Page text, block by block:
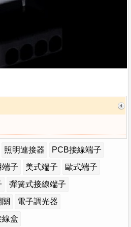
照明連接器
PCB接線端子
端子 美式端子
歐式端子
彈簧式接線端子
電子調光器
線盒